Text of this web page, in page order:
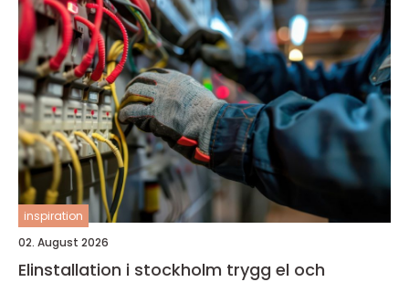
inspiration
02. August 2026
Elinstallation i stockholm trygg el och